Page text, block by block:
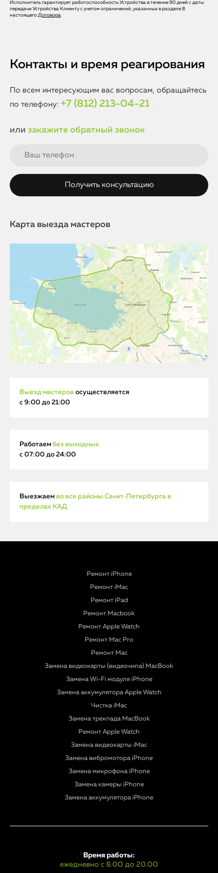
как можно быстрее обратиться в сервис для ремонта.
Ремонт с устранением короткого замыкания требует
высокой квалификации и точности. Наши мастера
ремонта.
Исполнитель гарантирует работоспособность Устройства в течение 90 дней с даты
передачи Устройства Клиенту с учетом ограничений, указанных в разделе 8
настоящего Договора.
Контакты и время реагирования
По всем интересующим вас вопросам, обращайтесь
по телефону: +7 (812) 213-04-21
или закажите обратный звонок
Карта выезда мастеров
Выезд мастеров осуществляется
с 9:00 до 21:00
Работаем без выходных
с 07:00 до 24:00
Выезжаем во все районы Санкт‑Петербурга в
пределах КАД
Ремонт iPhone
Ремонт iMac
Ремонт iPad
Ремонт Macbook
Ремонт Apple Watch
Ремонт Mac Pro
Ремонт Mac
Замена видеокарты (видеочипа) MacBook
Замена Wi-Fi модуля iPhone
Замена аккумулятора Apple Watch
Чистка iMac
Замена трекпада MacBook
Ремонт Apple Watch
Замена видеокарты iMac
Замена вибромотора iPhone
Замена микрофона iPhone
Замена камеры iPhone
Замена аккумулятора iPhone
Время работы:
ежедневно с 8.00 до 20.00